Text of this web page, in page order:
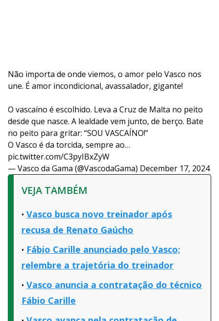
Não importa de onde viemos, o amor pelo Vasco nos
une. É amor incondicional, avassalador, gigante!
O vascaíno é escolhido. Leva a Cruz de Malta no peito
desde que nasce. A lealdade vem junto, de berço. Bate
no peito para gritar: “SOU VASCAÍNO!”
O Vasco é da torcida, sempre ao…
pic.twitter.com/C3pyIBxZyW
— Vasco da Gama (@VascodaGama) December 17, 2024
VEJA TAMBÉM
Vasco busca novo treinador após
recusa de Renato Gaúcho
Fábio Carille anunciado pelo Vasco;
relembre a trajetória do treinador
Vasco anuncia a contratação do técnico
Fábio Carille